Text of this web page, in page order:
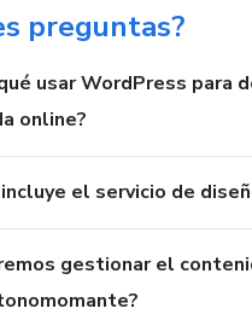
preguntas?
usar WordPress para
online?
incluye el servicio de
gestionar el